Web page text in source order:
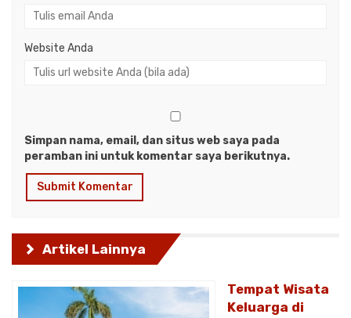
Website Anda
Simpan nama, email, dan situs web saya pada
peramban ini untuk komentar saya berikutnya.
Artikel Lainnya
Tempat Wisata
Keluarga di